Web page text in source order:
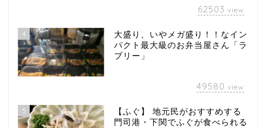
62503 view
4
大盛り、いやメガ盛り！！なイン
パクト最大級のお弁当屋さん「ラ
ブリー」
49580 view
5
【ふぐ】 地元民がおすすめする
門司港・下関でふぐが食べられる